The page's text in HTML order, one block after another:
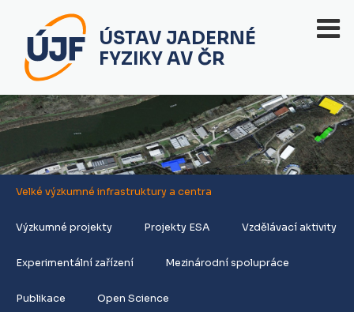
ÚSTAV JADERNÉ
FYZIKY AV ČR
Velké výzkumné infrastruktury a centra
Výzkumné projekty Projekty ESA Vzdělávací aktivity
Experimentální zařízení Mezinárodní spolupráce
Publikace Open Science